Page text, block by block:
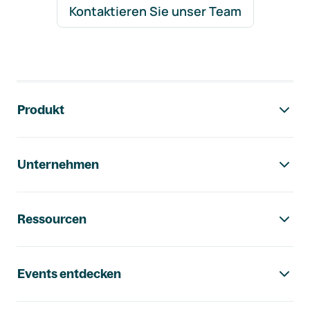
Kontaktieren Sie unser Team
Produkt
Unternehmen
Ressourcen
Events entdecken